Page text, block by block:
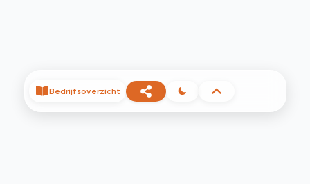
Bedrijfsoverzicht